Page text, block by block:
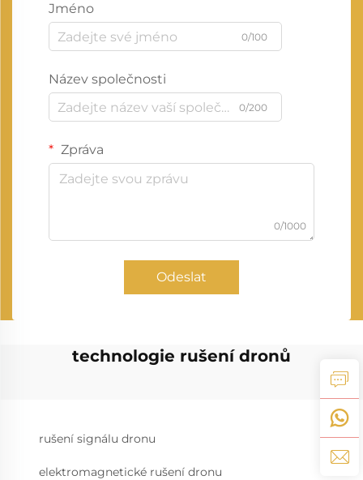
Jméno
0/100
Název společnosti
0/200
Zpráva
0/1000
Odeslat
technologie rušení dronů
rušení signálu dronu
elektromagnetické rušení dronu